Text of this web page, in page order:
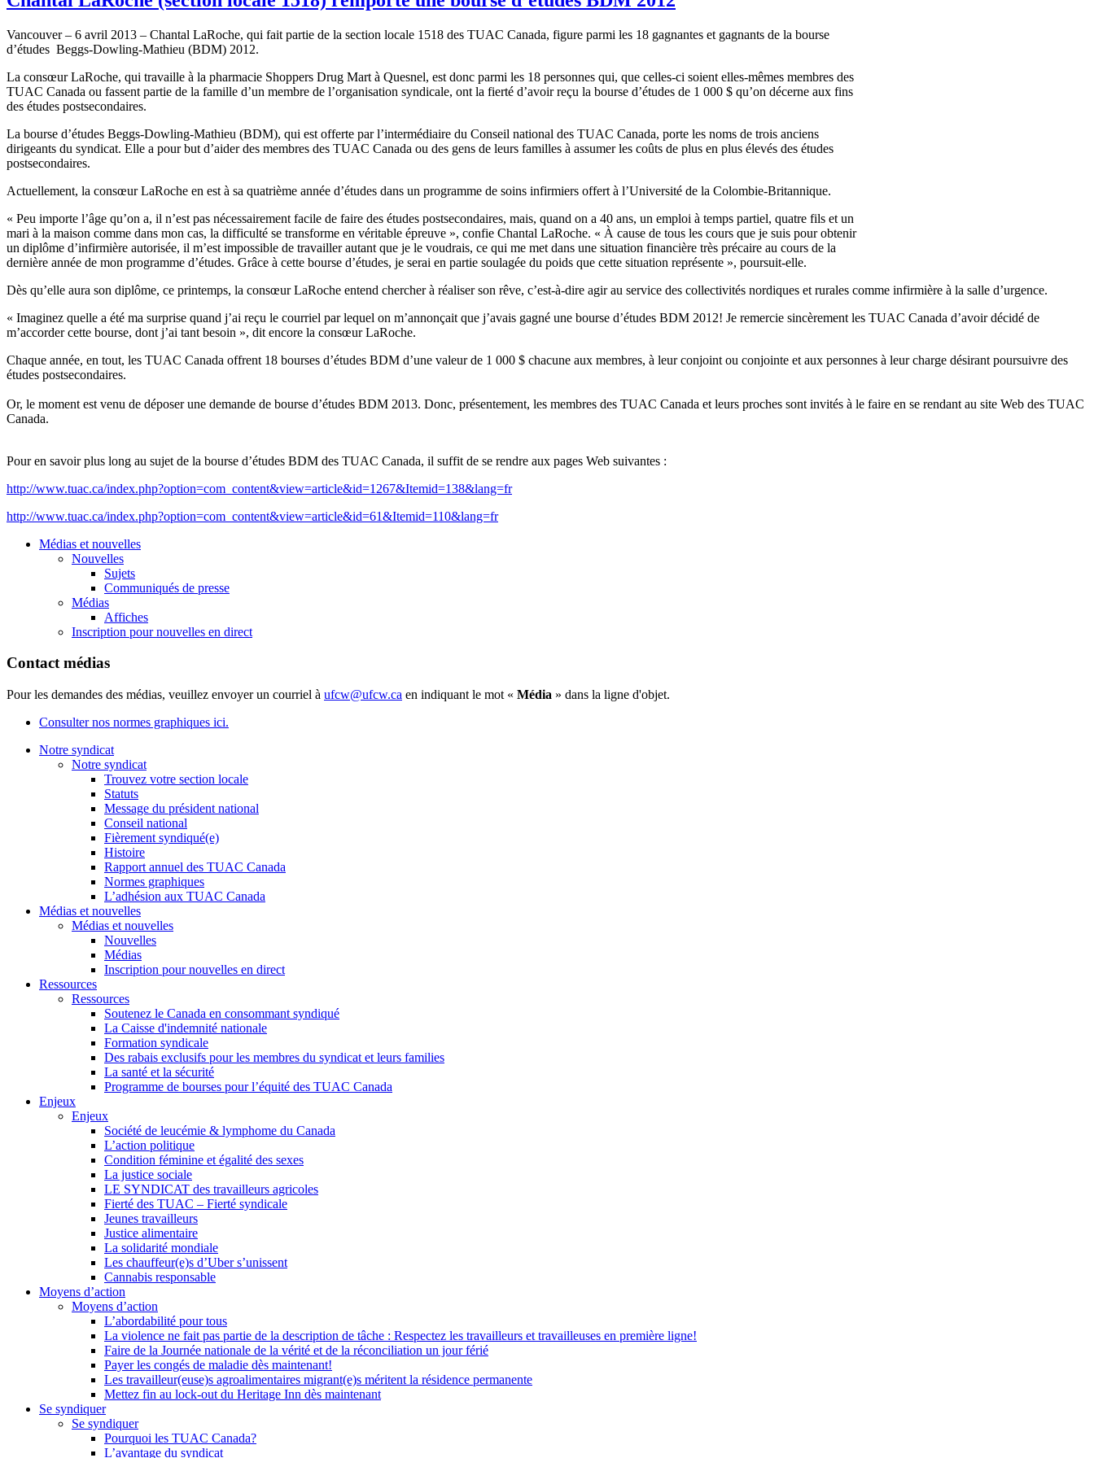
Vancouver – 6 avril 2013 – Chantal LaRoche, qui fait partie de la section locale 1518 des TUAC Canada, figure parmi les 18 gagnantes et gagnants de la bourse
d’études Beggs-Dowling-Mathieu (BDM) 2012.
La consœur LaRoche, qui travaille à la pharmacie Shoppers Drug Mart à Quesnel, est donc parmi les 18 personnes qui, que celles-ci soient elles-mêmes membres des
TUAC Canada ou fassent partie de la famille d’un membre de l’organisation syndicale, ont la fierté d’avoir reçu la bourse d’études de 1 000 $ qu’on décerne aux fins
des études postsecondaires.
La bourse d’études Beggs-Dowling-Mathieu (BDM), qui est offerte parl’intermédiaire du Conseil national des TUAC Canada, porte les noms de trois anciens
dirigeants du syndicat. Elle a pour but d’aiderdes membres des TUAC Canada ou des gens de leurs familles à assumerles coûts de plus en plus élevés des études
postsecondaires.
Actuellement, la consœur LaRoche en est à sa quatrième année d’études dans un programme de soins infirmiers offert à l’Université de la Colombie-Britannique.
« Peu importe l’âge qu’on a, il n’est pas nécessairement facile de faire des études postsecondaires, mais, quand on a 40 ans, un emploi à temps partiel, quatre fils et un
mari à la maison comme dans mon cas, la difficulté se transforme en véritable épreuve », confie Chantal LaRoche. « À cause de tous les cours que je suis pourobtenir
un diplôme d’infirmière autorisée, il m’est impossible de travailler autant que je le voudrais, ce qui me met dans une situation financière très précaire au cours de la
dernière année de mon programme d’études. Grâce à cette bourse d’études, je serai en partie soulagée du poids que cette situation représente », poursuit-elle.
Dès qu’elle aura son diplôme, ce printemps, la consœur LaRoche entend chercher à réaliserson rêve, c’est-à-dire agirau service des collectivités nordiques et rurales comme infirmière à la salle d’urgence.
« Imaginez quelle a été ma surprise quand j’ai reçu le courriel parlequel on m’annonçait que j’avais gagné une bourse d’études BDM 2012! Je remercie sincèrement les TUAC Canada d’avoir décidé de
m’accorder cette bourse, dont j’ai tant besoin », dit encore la consœur LaRoche.
Chaque année, en tout, les TUAC Canada offrent 18 bourses d’études BDM d’une valeurde 1 000 $ chacune aux membres, à leurconjoint ou conjointe et aux personnes à leurcharge désirant poursuivre des
études postsecondaires.
Or, le moment est venu de déposer une demande de bourse d’études BDM 2013. Donc, présentement, les membres des TUAC Canada et leurs proches sont invités à le faire en se rendant au site Web des TUAC
Canada.
Pour en savoir plus long au sujet de la bourse d’études BDM des TUAC Canada, il suffit de se rendre aux pages Web suivantes :
http://www.tuac.ca/index.php?option=com_content&view=article&id=1267&Itemid=138&lang=fr
http://www.tuac.ca/index.php?option=com_content&view=article&id=61&Itemid=110&lang=fr
Médias et nouvelles
Nouvelles
Sujets
Communiqués de presse
Médias
Affiches
Inscription pour nouvelles en direct
Contact médias
Pour les demandes des médias, veuillez envoyer un courriel à ufcw@ufcw.ca en indiquant le mot « Média » dans la ligne d'objet.
Consulter nos normes graphiques ici.
Notre syndicat
Notre syndicat
Trouvez votre section locale
Statuts
Message du président national
Conseil national
Fièrement syndiqué(e)
Histoire
Rapport annuel des TUAC Canada
Normes graphiques
L’adhésion aux TUAC Canada
Médias et nouvelles
Médias et nouvelles
Nouvelles
Médias
Inscription pour nouvelles en direct
Ressources
Ressources
Soutenez le Canada en consommant syndiqué
La Caisse d'indemnité nationale
Formation syndicale
Des rabais exclusifs pour les membres du syndicat et leurs families
La santé et la sécurité
Programme de bourses pour l’équité des TUAC Canada
Enjeux
Enjeux
Société de leucémie & lymphome du Canada
L’action politique
Condition féminine et égalité des sexes
La justice sociale
LE SYNDICAT des travailleurs agricoles
Fierté des TUAC – Fierté syndicale
Jeunes travailleurs
Justice alimentaire
La solidarité mondiale
Les chauffeur(e)s d’Uber s’unissent
Cannabis responsable
Moyens d’action
Moyens d’action
L’abordabilité pour tous
La violence ne fait pas partie de la description de tâche : Respectez les travailleurs et travailleuses en première ligne!
Faire de la Journée nationale de la vérité et de la réconciliation un jour férié
Payer les congés de maladie dès maintenant!
Les travailleur(euse)s agroalimentaires migrant(e)s méritent la résidence permanente
Mettez fin au lock-out du Heritage Inn dès maintenant
Se syndiquer
Se syndiquer
Pourquoi les TUAC Canada?
L’avantage du syndicat